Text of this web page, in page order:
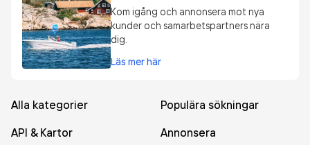
Kom igång och annonsera mot nya
kunder och samarbetspartners nära
dig.
Läs mer här
Alla kategorier
Populära sökningar
API & Kartor
Annonsera